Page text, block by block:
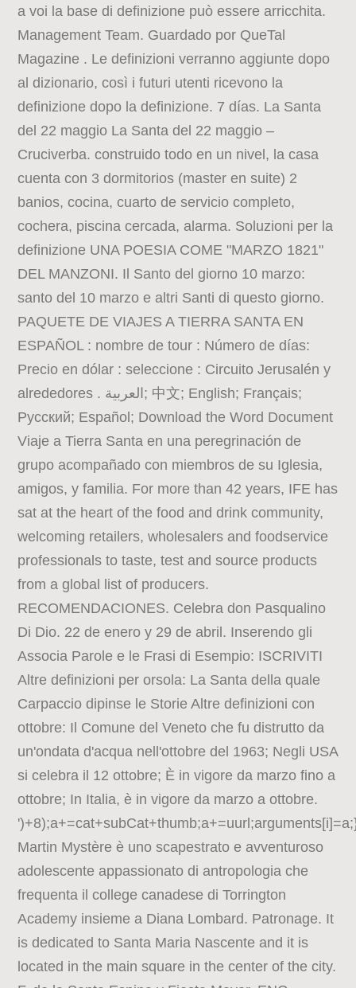
a voi la base di definizione può essere arricchita.
Management Team. Guardado por QueTal
Magazine . Le definizioni verranno aggiunte dopo
al dizionario, così i futuri utenti ricevono la
definizione dopo la definizione. 7 días. La Santa
del 22 maggio La Santa del 22 maggio –
Cruciverba. construido todo en un nivel, la casa
cuenta con 3 dormitorios (master en suite) 2
banios, cocina, cuarto de servicio completo,
cochera, piscina cercada, alarma. Soluzioni per la
definizione UNA POESIA COME "MARZO 1821"
DEL MANZONI. Il Santo del giorno 10 marzo:
santo del 10 marzo e altri Santi di questo giorno.
PAQUETE DE VIAJES A TIERRA SANTA EN
ESPAÑOL : nombre de tour : Número de días:
Precio en dólar : seleccione : Circuito Jerusalén y
alrededores . العربية; 中文; English; Français;
Русский; Español; Download the Word Document
Viaje a Tierra Santa en una peregrinación de
grupo acompañado con miembros de su Iglesia,
amigos, y familia. For more than 42 years, IFE has
sat at the heart of the food and drink community,
welcoming retailers, wholesalers and foodservice
professionals to taste, test and source products
from a global list of producers.
RECOMENDACIONES. Celebra don Pasqualino
Di Dio. 22 de enero y 29 de abril. Inserendo gli
Associa Parole e le Frasi di Esempio: ISCRIVITI
Altre definizioni per orsola: La Santa della quale
Carpaccio dipinse le Storie Altre definizioni con
ottobre: Il Comune del Veneto che fu distrutto da
un'ondata d'acqua nell'ottobre del 1963; Negli USA
si celebra il 12 ottobre; È in vigore da marzo fino a
ottobre; In Italia, è in vigore da marzo a ottobre.
Martin Mystère è uno scapestrato e avventuroso
adolescente appassionato di antropologia che
frequenta il college canadese di Torrington
Academy insieme a Diana Lombard. Patronage. It
is dedicated to Santa Maria Nascente and it is
located in the main square in the center of the city.